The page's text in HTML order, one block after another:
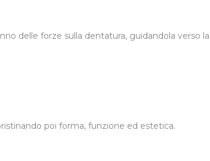
delle forze sulla dentatura, guidandola verso
poi forma, funzione ed estetica.